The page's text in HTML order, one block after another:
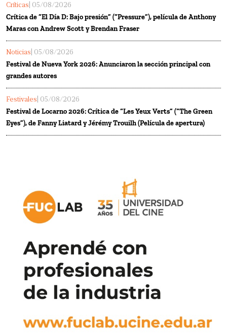
Críticas | 05/08/2026
Crítica de “El Día D: Bajo presión” (“Pressure”), película de Anthony
Maras con Andrew Scott y Brendan Fraser
Noticias | 05/08/2026
Festival de Nueva York 2026: Anunciaron la sección principal con
grandes autores
Festivales | 05/08/2026
Festival de Locarno 2026: Crítica de “Les Yeux Verts” (“The Green
Eyes”), de Fanny Liatard y Jérémy Trouilh (Película de apertura)